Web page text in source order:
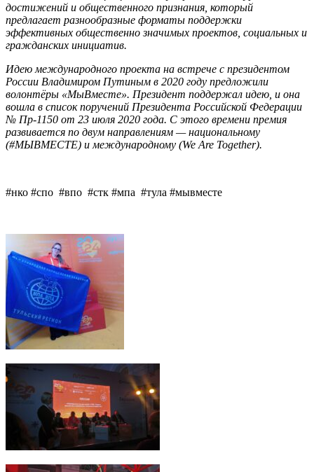
достижений и общественного признания, который
предлагает разнообразные форматы поддержки
эффективных общественно значимых проектов, социальных и
гражданских инициатив.
Идею международного проекта на встрече с президентом
России Владимиром Путиным в 2020 году предложили
волонтёры «МыВместе». Президент поддержал идею, и она
вошла в список поручений Президента Российской Федерации
№ Пр-1150 от 23 июля 2020 года. С этого времени премия
развивается по двум направлениям — национальному
(#МЫВМЕСТЕ) и международному (We Are Together).
#нко #спо #впо #стк #мпа #тула #мывместе